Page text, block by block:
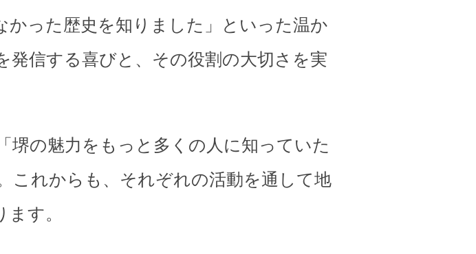
かった歴史を知りました」といった温か
信する喜びと、その役割の大切さを実
の魅力をもっと多くの人に知っていた
これからも、それぞれの活動を通して地
す。